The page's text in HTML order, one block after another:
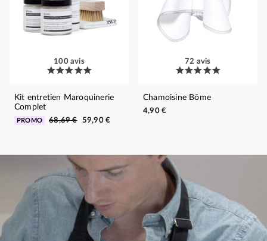
100 avis
Kit entretien Maroquinerie
Complet
PROMO 68,69 € 59,90 €
72 avis
Chamoisine Bōme
4,90 €